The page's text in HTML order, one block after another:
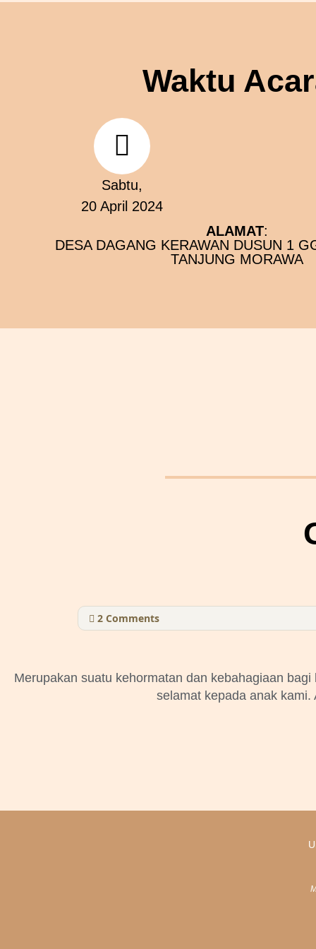
Waktu
Sabtu,
20 April 2024
ALAMAT:
DESA DAGANG KERAWAN DUSUN 1
TANJUNG MORAWA
2 Comments
Merupakan suatu kehormatan dan kebahagiaan
selamat kepada anak